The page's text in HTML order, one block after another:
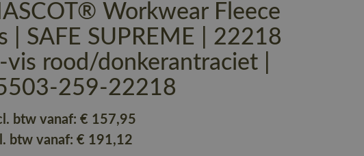
Workwear Fleece
| SAFE SUPREME | 22218
vis rood/donkerantraciet |
259-22218
btw vanaf:€ 157,95
btw vanaf:€ 191,12